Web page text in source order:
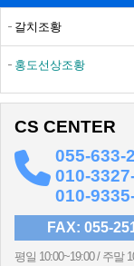
갈치조황
홍도선상조황
CS CENTER
055-633-
010-
010-
FAX: 055-
평일 10:00~19:00 / 주말